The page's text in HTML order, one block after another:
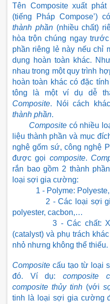
Tên Composite xuất
(tiếng Pháp Compose’)
thành phần (nhiều chất)
hòa trộn chúng ngay
phần riêng lẻ này nếu chỉ
dụng hoàn toàn khác.
nhau trong một quy trình
hoàn toàn khác có đặc
tông là một ví dụ dễ
Composite. Nói cách khác
thành phần.
Composite có nhiều
liệu thành phần và mục
nghệ gốm sứ, công nghệ
được gọi composite.
rắn bao gồm 2 thành
loại sợi gia cường:
1 - Polyme:
polyester, cacbon,…
           3 - Các chất: Xúc tiến (accelator), xúc tác
(catalyst) và phụ trách
nhỏ nhưng không thể thiếu.
Composite cấu tạo từ loại
đó. Ví dụ: composite
composite thủy tinh (với
tinh là loại sợi gia cường